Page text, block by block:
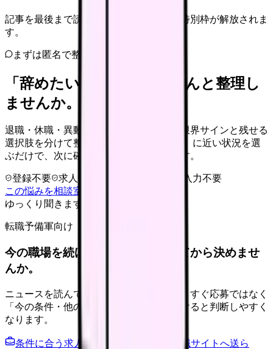
記事を最後まで読むと、転職サポートの特別枠が解放されま
す。
まずは匿名で整理
「辞めたい」を、カンゴさんと整理し
ませんか。
退職・休職・異動を急いで決める前に、限界サインと残せる
選択肢を分けて整理します。 「辞めたい」に近い状況を選
ぶだけで、次に確認することまで進めます。
登録不要 求人押し売りなし
病院名は入力不要
この悩みを相談室で整理する
ゆっくり聞きます
転職予備軍向け
今の職場を続けるか、条件を比べてから決めませ
んか。
ニュースを読んで不安が強くなった時は、すぐ応募ではなく
「今の条件・他の選択肢・相談先」を分けると判断しやすく
なります。
条件に合う求人通知を受け取る
外部転職サイトへ送ら